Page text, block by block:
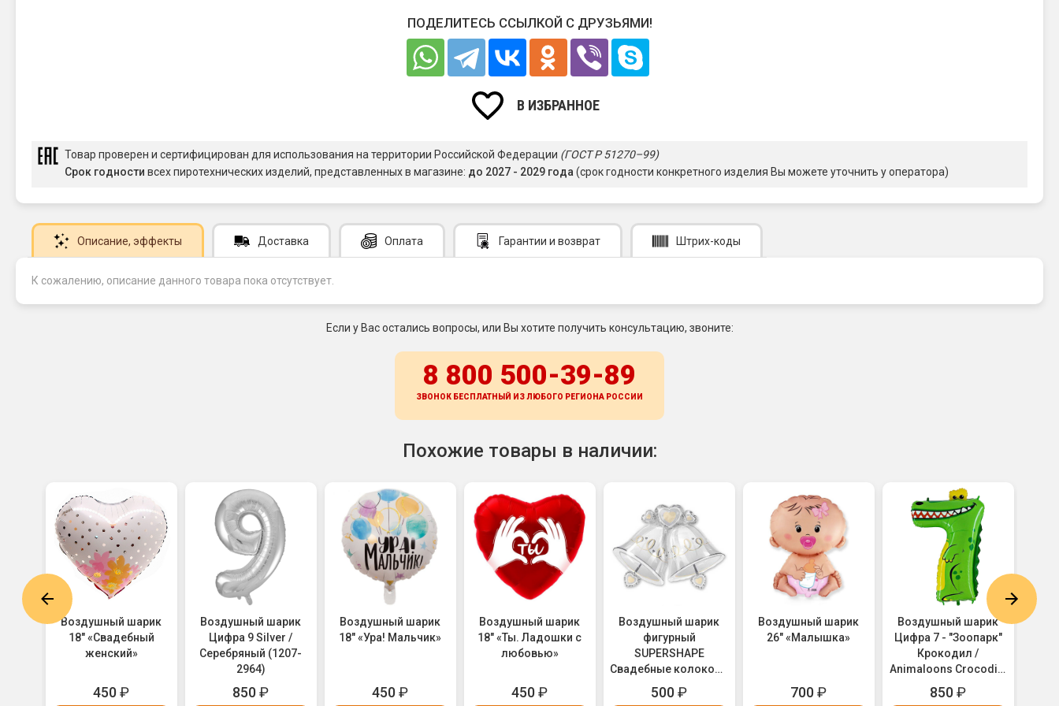
ПОДЕЛИТЕСЬ ССЫЛКОЙ С ДРУЗЬЯМИ!
В ИЗБРАННОЕ
Товар проверен и сертифицирован для использования на территории Российской Федерации (ГОСТ Р 51270–99)
Срок годности всех пиротехнических изделий, представленных в магазине: до 2027 - 2029 года(срок годности конкретного изделия Вы можете уточнить у оператора)
Описание, эффекты Доставка Оплата Гарантии и возврат Штрих-коды
К сожалению, описание данного товара пока отсутствует.
Если у Вас остались вопросы, или Вы хотите получить консультацию, звоните:
8 800 500-39-89
ЗВОНОК БЕСПЛАТНЫЙ ИЗ ЛЮБОГО РЕГИОНА РОССИИ
Похожие товары в наличии:
Воздушный шарик
18" «Свадебный
женский»
450₽
Воздушный шарик
Цифра 9 Silver /
Серебряный (1207-
2964)
850₽
Воздушный шарик
18" «Ура! Мальчик»
450₽
Воздушный шарик
18" «Ты. Ладошки с
любовью»
450₽
Воздушный шарик
фигурный
SUPERSHAPE
Свадебные колокола
(1207-0361)
500₽
Воздушный шарик
26" «Малышка»
700₽
Воздушный шарик
Цифра 7 - "Зоопарк"
Крокодил /
Animaloons Crocodile
(1207-1689)
850₽